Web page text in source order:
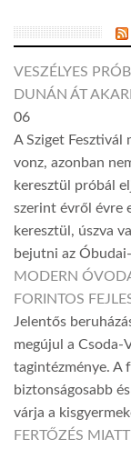
VESZÉLYES
DUNÁN ÁT
06
A Sziget Fesztivál
vonz, azonban
keresztül próbál
szerint évről évre
keresztül, úszva
bejutni az
MODERN
FORINTOS
Jelentős
megújul a Csoda-
tagintézménye. A
biztonságosabb
várja a
FERTŐZÉS